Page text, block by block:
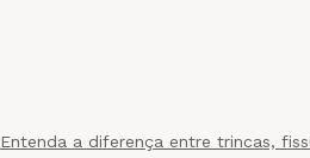
Entenda a diferença entre trincas,